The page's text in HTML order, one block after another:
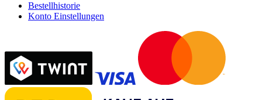
Bestellhistorie
Konto Einstellungen